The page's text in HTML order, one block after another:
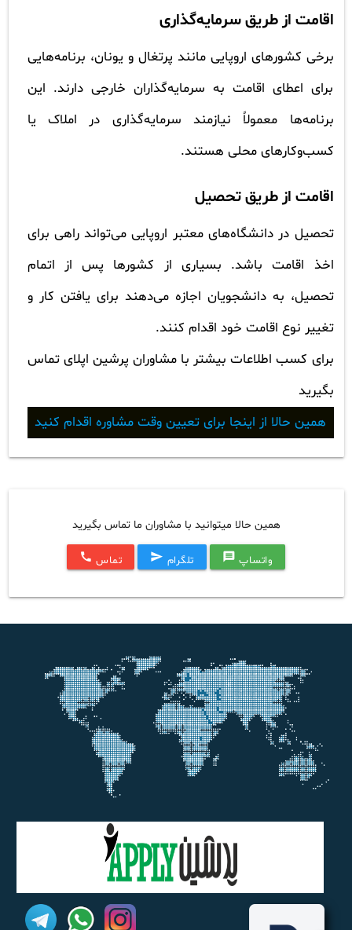
اقامت از طریق سرمایه‌گذاری
برخی کشورهای اروپایی مانند پرتغال و یونان، برنامه‌هایی
برای اعطای اقامت به سرمایه‌گذاران خارجی دارند. این
برنامه‌ها معمولاً نیازمند سرمایه‌گذاری در املاک یا
کسب‌وکارهای محلی هستند.
اقامت از طریق تحصیل
تحصیل در دانشگاه‌های معتبر اروپایی می‌تواند راهی برای
اخذ اقامت باشد. بسیاری از کشورها پس از اتمام
تحصیل، به دانشجویان اجازه می‌دهند برای یافتن کار و
تغییر نوع اقامت خود اقدام کنند.
برای کسب اطلاعات بیشتر با مشاوران پرشین اپلای تماس
بگیرید
همین حالا از اینجا برای تعیین وقت مشاوره اقدام کنید
همین حالا میتوانید با مشاوران ما تماس بگیرید
واتساپ message تلگرام send تماس call